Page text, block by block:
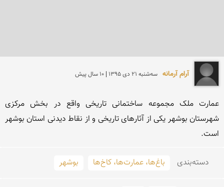
آرام آرمانه سه‌شنبه 21 دی 1395 | 10 سال پیش
است.
دسته‌بندی باغ‌ها، عمارت‌ها، کاخ‌ها بوشهر